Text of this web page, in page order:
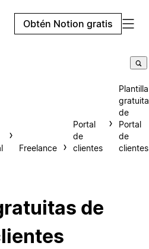
Obtén Notion gratis
Freelance
Portal
de
clientes
de
Portal
de
clientes
de